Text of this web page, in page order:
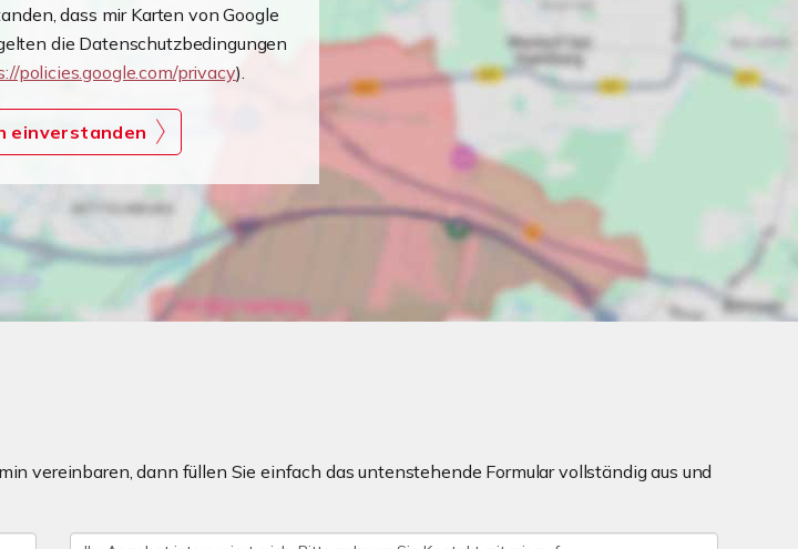
dass mir Karten von Google
die Datenschutzbedingungen
policies.google.com/privacy).
einverstanden
vereinbaren, dann füllen Sie einfach das untenstehende Formular vollständig aus und